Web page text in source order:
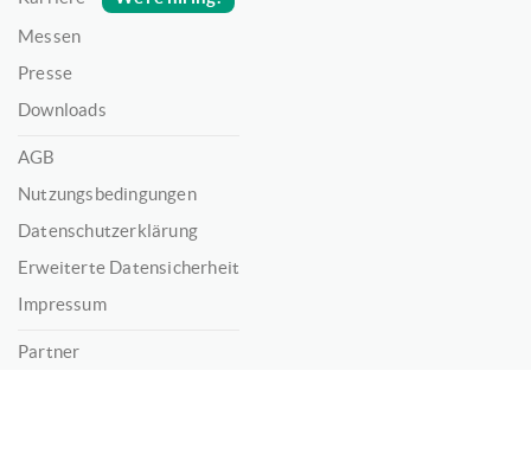
Messen
Presse
Downloads
AGB
Nutzungsbedingungen
Datenschutzerklärung
Erweiterte Datensicherheit
Impressum
Partner